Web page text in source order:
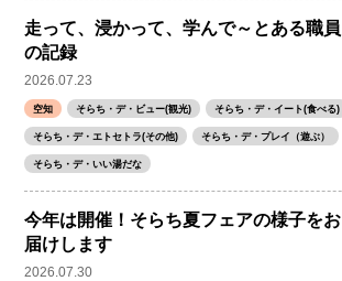
走って、浸かって、学んで～とある職員
の記録
2026.07.23
空知 そらち・デ・ビュー(観光) そらち・デ・イート(食べる)
そらち・デ・エトセトラ(その他) そらち・デ・プレイ（遊ぶ）
そらち・デ・いい湯だな
今年は開催！そらち夏フェアの様子をお
届けします
2026.07.30